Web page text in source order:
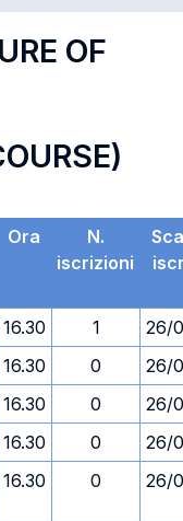
OF
Ora
N.
iscrizioni
16.30 1
26/
16.30 0
26/
16.30 0
26/
16.30 0
26/
16.30 0 26/